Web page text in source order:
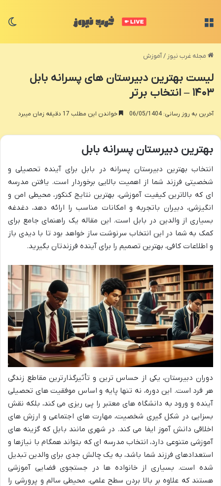
مجله غرب نیوز /آموزش
لیست بهترین دبیرستان های پسرانه بابل
۱۴۰۳ – انتخاب برتر
آخرین به روز رسانی: 06/05/1404 خواندن این مطلب 17 دقیقه زمان میبرد
بهترین دبیرستان پسرانه بابل
انتخاب بهترین دبیرستان پسرانه در بابل برای آینده تحصیلی و
شخصیتی فرزند شما از اهمیت بالایی برخوردار است. یافتن مدرسه
ای که بالاترین کیفیت آموزشی، بهترین نتایج کنکور، محیطی امن و
انگیزشی، دبیران باتجربه و امکانات مناسب را ارائه دهد، دغدغه
بسیاری از والدین در بابل است. این مقاله یک راهنمای جامع برای
کمک به شما در این انتخاب سرنوشت ساز خواهد بود تا با دیدی باز
و اطلاعات کافی، بهترین تصمیم را برای آینده فرزندتان بگیرید.
دوران دبیرستان، یکی از حساس ترین و تأثیرگذارترین مقاطع زندگی
هر فرد است. این دوره، نه تنها پایه و اساس موفقیت های تحصیلی
آینده و ورود به دانشگاه های معتبر را پی ریزی می کند، بلکه نقش
بسزایی در شکل گیری شخصیت، مهارت های اجتماعی و ارزش های
اخلاقی دانش آموز ایفا می کند. در شهری مانند بابل که گزینه های
آموزشی متنوعی دارد، انتخاب مدرسه ای که بتواند همگام با نیازها و
استعدادهای فرزند شما باشد، به یک چالش جدی برای والدین تبدیل
شده است. بسیاری از خانواده ها در جستجوی فضایی آموزشی
هستند که علاوه بر بالا بردن سطح علمی، محیطی سالم و پرورشی را